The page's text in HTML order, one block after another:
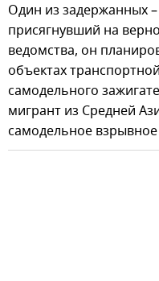
Один из задержанных
присягнувший на
ведомства, он
объектах
самодельного
мигрант из Средней
самодельное взрывное